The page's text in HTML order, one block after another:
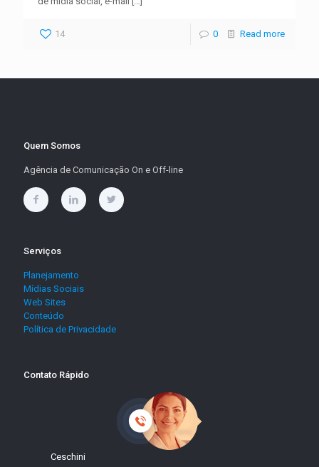
14 0 Read more
Quem Somos
Agência de Comunicação On e Off-line
Serviços
Planejamento
Mídias Sociais
Web Sites
Conteúdo
Política de Privacidade
Contato Rápido
Ceschini